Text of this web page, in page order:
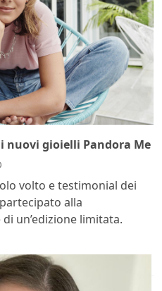
nuovi gioielli Pandora Me
volto e testimonial dei
alla
un’edizione limitata.